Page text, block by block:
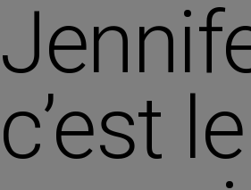
c’est le